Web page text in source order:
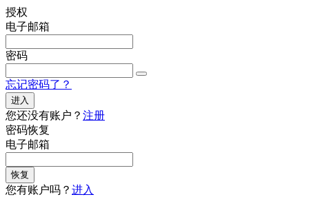
授权
电子邮箱
密码
忘记密码了？
进入
您还没有账户？ 注册
密码恢复
电子邮箱
恢复
您有账户吗？ 进入